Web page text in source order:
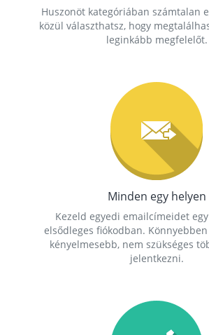
Huszonöt kategóriában számtalan
közül választhatsz, hogy
leginkább megfelelőt.
Minden egy helyen
Kezeld egyedi emailcímeidet
elsődleges fiókodban.
kényelmesebb, nem szükséges
jelentkezni.